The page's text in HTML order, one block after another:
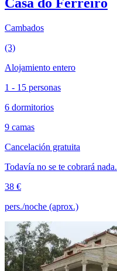
Cambados
(3)
Alojamiento entero
1 - 15 personas
6 dormitorios
9 camas
Cancelación gratuita
Todavía no se te cobrará nada.
38 €
pers./noche (aprox.)